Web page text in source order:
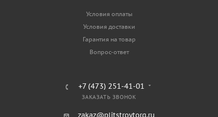
Условия оплаты
Условия доставки
Гарантия на товар
Вопрос-ответ
+7 (473) 251-41-01
ЗАКАЗАТЬ ЗВОНОК
zakaz@plitstroytorg.ru